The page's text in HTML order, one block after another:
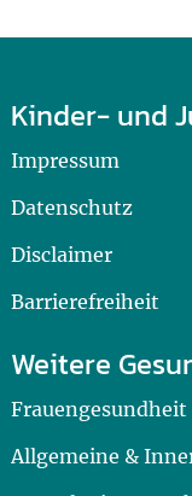
Kinder- und
Impressum
Datenschutz
Disclaimer
Barrierefreiheit
Weitere
Frauengesundheit
Allgemeine &